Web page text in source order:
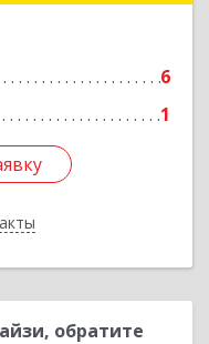
6
1
обратите